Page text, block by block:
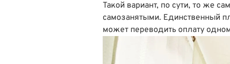
Такой вариант, по сути, то же
самозанятыми. Единственный
может переводить оплату